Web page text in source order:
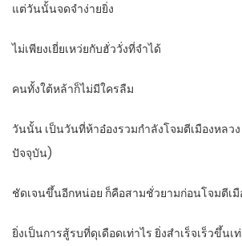
แต่วันนั้นจดจำง่ายยิ่ง
ไม่เพียงเยี่ยเหว่ยกับฮั่ววั่งที่จำได้
คนทั้งใต้หล้าก็ไม่มีใครลืม
วันนั้น เป็นวันที่ห้าอ๋องรวมกำลังโจมตีเมืองหลว
ปัจจุบัน)
ชัดเจนขึ้นอีกหน่อย ก็คือสามชั่วยามก่อนโจมตีเมื
ยิ่งเป็นการสู้รบที่ดุเดือดเท่าไร ยิ่งสำเร็จเร็วขึ้นเ